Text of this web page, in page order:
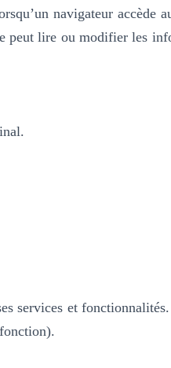
navigateur accède
peut lire ou modifier les
services et fonctionnalités.